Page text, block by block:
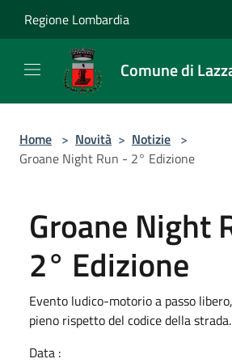
Regione Lombardia
Comune di
Home > Novità > Notizie >
Groane Night Run - 2° Edizione
Groane Night
2° Edizione
Evento ludico-motorio a passo
pieno rispetto del codice della strada.
Data :